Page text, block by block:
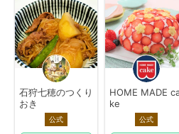
石狩七穂のつくり
おき
公式
HOME MADE
ke
公式